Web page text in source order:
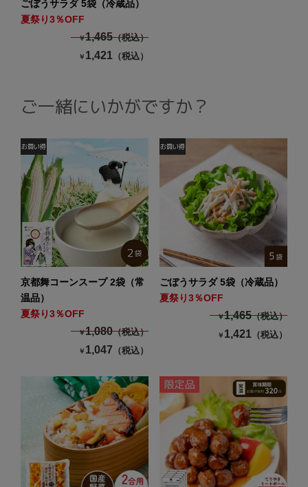
ごぼうサラダ 5袋（冷蔵品）
夏祭り3％OFF
￥1,465（税込）
￥ 1,421 （税込）
ご一緒にいかがですか？
京都舞コーンスープ 2袋（常
温品）
夏祭り3％OFF
￥1,080（税込）
￥ 1,047 （税込）
ごぼうサラダ 5袋（冷蔵品）
夏祭り3％OFF
￥1,465（税込）
￥ 1,421 （税込）